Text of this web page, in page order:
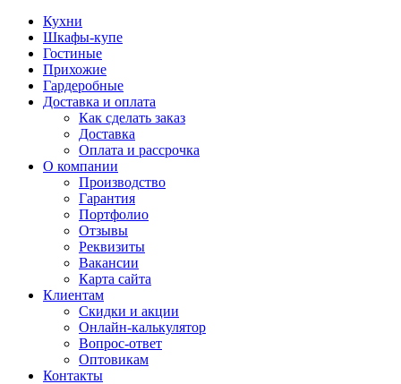
Кухни
Шкафы-купе
Гостиные
Прихожие
Гардеробные
Доставка и оплата
Как сделать заказ
Доставка
Оплата и рассрочка
О компании
Производство
Гарантия
Портфолио
Отзывы
Реквизиты
Вакансии
Карта сайта
Клиентам
Скидки и акции
Онлайн-калькулятор
Вопрос-ответ
Оптовикам
Контакты